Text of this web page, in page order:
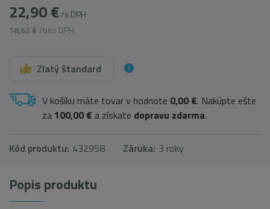
22,90 €/s DPH
18,62 € /bez DPH
Zlatý štandard
V košíku máte tovar v hodnote 0,00 €. Nakúpte ešte
za 100,00 € a získate dopravu zdarma.
Kód produktu: 432958 Záruka: 3 roky
Popis produktu